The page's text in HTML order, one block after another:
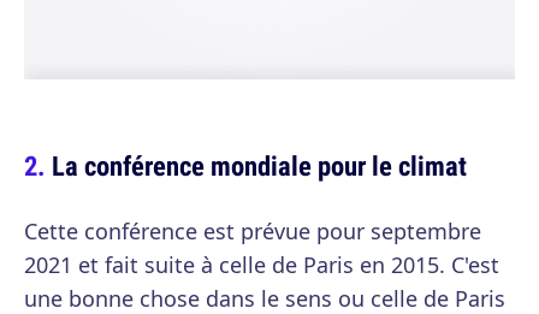
La conférence mondiale pour le climat
Cette conférence est prévue pour septembre
2021 et fait suite à celle de Paris en 2015. C'est
une bonne chose dans le sens ou celle de Paris